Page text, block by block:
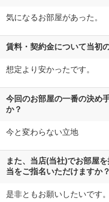
気になるお部屋があった。
賃料・契約金について当初
想定より安かったです。
今回のお部屋の一番の決め
か？
今と変わらない立地
また、当店(当社)でお部屋
当をご指名いただけますか？
是非ともお願いしたいです。